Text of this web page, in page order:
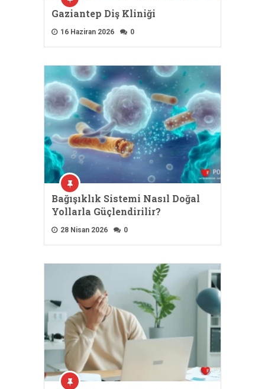
Gaziantep Diş Kliniği
16 Haziran 2026 0
Bağışıklık Sistemi Nasıl Doğal
Yollarla Güçlendirilir?
28 Nisan 2026 0